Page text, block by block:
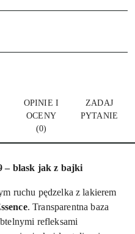
OPINIE I
OCENY
(0)
ZADAJ
PYTANIE
– blask jak z bajki
ruchu pędzelka z lakierem
. Transparentna baza
refleksami